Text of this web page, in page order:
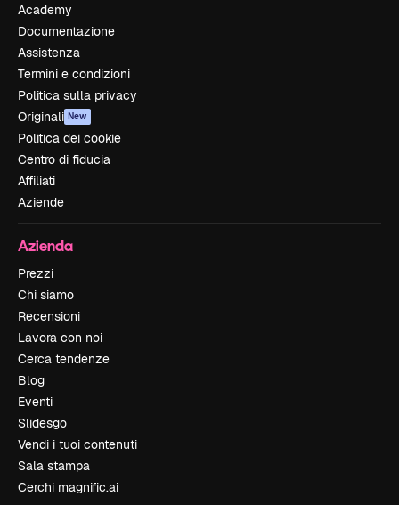
Academy
Documentazione
Assistenza
Termini e condizioni
Politica sulla privacy
Originali New
Politica dei cookie
Centro di fiducia
Affiliati
Aziende
Azienda
Prezzi
Chi siamo
Recensioni
Lavora con noi
Cerca tendenze
Blog
Eventi
Slidesgo
Vendi i tuoi contenuti
Sala stampa
Cerchi magnific.ai